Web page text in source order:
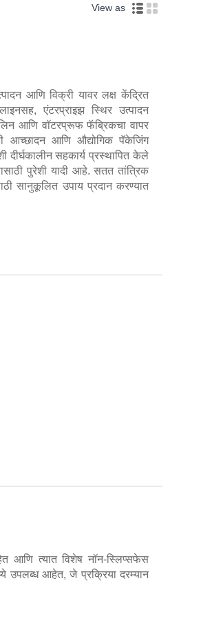
View as
आणि विक्री यावर लक्ष केंद्रित
एंटरप्राइझ स्थिर उत्पादन
आणि वॉटरप्रूफ फॅब्रिकचा वापर
आच्छादन आणि औद्योगिक पॅकेजिंग
दीर्घकालीन सहकार्य प्रस्थापित केले
पुरेशी यादी आहे. सतत तांत्रिक
सानुकूलित उपाय प्रदान करण्यात
आणि त्यात विशेष नॉन-स्लिप्सफेस
उपलब्ध आहेत, जे प्रक्रिया दरम्यान